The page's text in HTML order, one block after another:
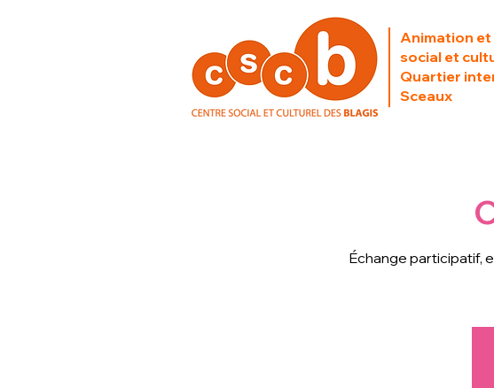
Animation
social et
Quartier
Sceaux
Échange participatif,